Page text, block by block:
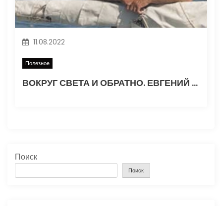
11.08.2022
Полезное
ВОКРУГ СВЕТА И ОБРАТНО. ЕВГЕНИЙ ГВОЗДЕВ. Часть 1
Поиск
Поиск